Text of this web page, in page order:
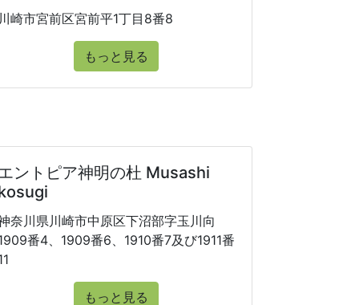
崎市宮前区宮前平1丁目8番8
もっと見る
ントピア神明の杜 Musashi
奈川県川崎市中原区下沼部字玉川向
番4、1909番6、1910番7及び1911番
もっと見る